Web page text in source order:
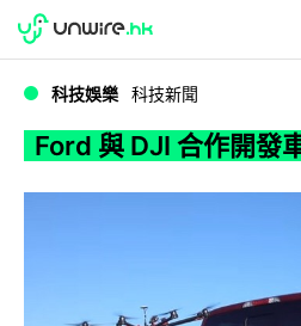
Ford 與 DJI 合作開
WWDC 2026
科技娛樂 科技新聞
Ford 與 DJI 合作開發